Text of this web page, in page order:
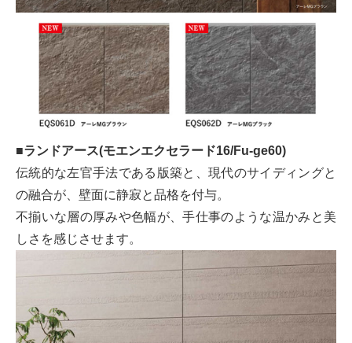
■ランドアース(モエンエクセラード16/Fu-ge60)
伝統的な左官手法である版築と、現代のサイディングと
の融合が、壁面に静寂と品格を付与。
不揃いな層の厚みや色幅が、手仕事のような温かみと美
しさを感じさせます。